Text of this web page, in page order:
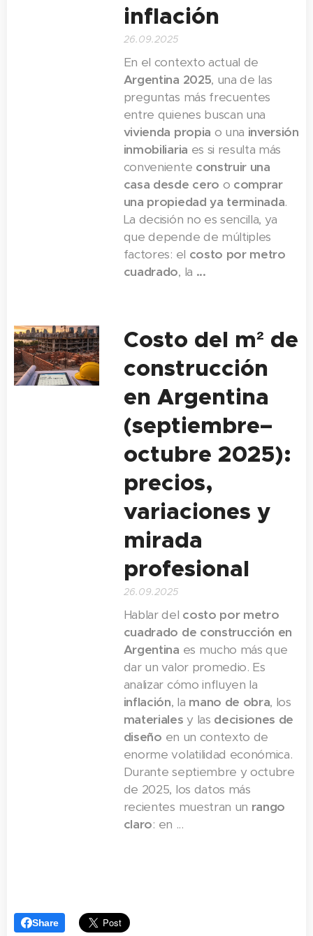
inflación
26.09.2025
En el contexto actual de
Argentina 2025, una de las
preguntas más frecuentes
entre quienes buscan una
vivienda propia o una inversión
inmobiliaria es si resulta más
conveniente construir una
casa desde cero o comprar
una propiedad ya terminada.
La decisión no es sencilla, ya
que depende de múltiples
factores: el costo por metro
cuadrado, la ...
Costo del m² de
construcción
en Argentina
(septiembre–
octubre 2025):
precios,
variaciones y
mirada
profesional
26.09.2025
Hablar del costo por metro
cuadrado de construcción en
Argentina es mucho más que
dar un valor promedio. Es
analizar cómo influyen la
inflación, la mano de obra, los
materiales y las decisiones de
diseño en un contexto de
enorme volatilidad económica.
Durante septiembre y octubre
de 2025, los datos más
recientes muestran un rango
claro: en ...
Share